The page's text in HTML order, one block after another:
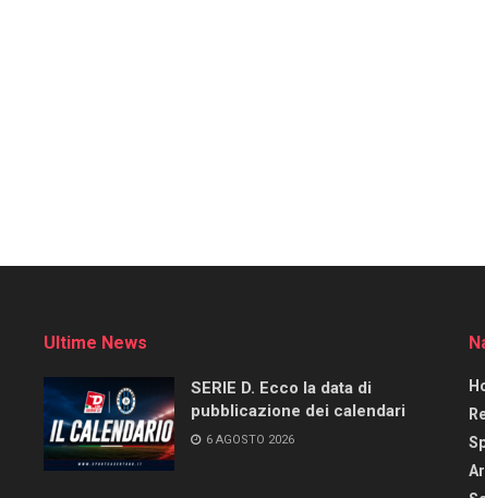
Ultime News
SERIE D. Ecco la data di
pubblicazione dei calendari
6 AGOSTO 2026